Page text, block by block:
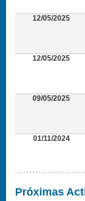
12/05/2025
12/05/2025
09/05/2025
01/11/2024
Próximas